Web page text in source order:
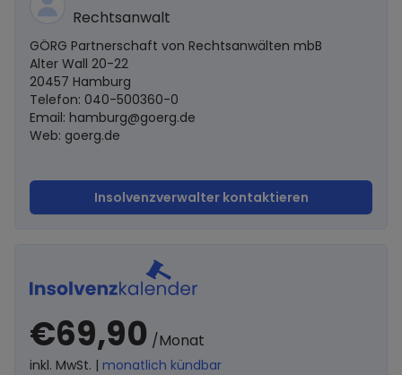
Rechtsanwalt
GÖRG Partnerschaft von Rechtsanwälten mbB
Alter Wall 20-22
20457 Hamburg
Telefon: 040-500360-0
Email: hamburg@goerg.de
Web: goerg.de
Insolvenzverwalter kontaktieren
€69,90 /Monat
inkl. MwSt. | monatlich kündbar